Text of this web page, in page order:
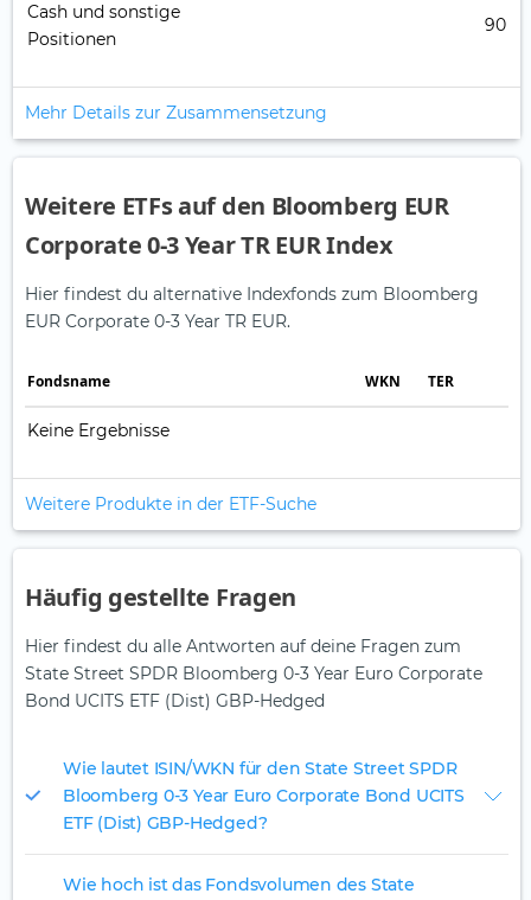
Cash und sonstige
Positionen
90
Mehr Details zur Zusammensetzung
Weitere ETFs auf den Bloomberg EUR
Corporate 0-3 Year TR EUR Index
Hier findest du alternative Indexfonds zum Bloomberg
EUR Corporate 0-3 Year TR EUR.
Fonds­name WKN TER
Keine Ergebnisse
Weitere Produkte in der ETF-Suche
Häufig gestellte Fragen
Hier findest du alle Antworten auf deine Fragen zum
State Street SPDR Bloomberg 0-3 Year Euro Corporate
Bond UCITS ETF (Dist) GBP-Hedged
Wie lautet ISIN/WKN für den State Street SPDR
Bloomberg 0-3 Year Euro Corporate Bond UCITS
ETF (Dist) GBP-Hedged?
Wie hoch ist das Fondsvolumen des State